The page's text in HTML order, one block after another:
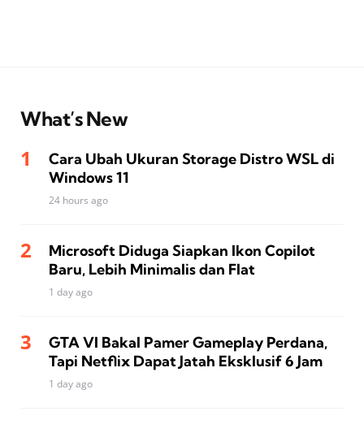
What’s New
Cara Ubah Ukuran Storage Distro WSL di
Windows 11
24 hours ago
Microsoft Diduga Siapkan Ikon Copilot
Baru, Lebih Minimalis dan Flat
1 day ago
GTA VI Bakal Pamer Gameplay Perdana,
Tapi Netflix Dapat Jatah Eksklusif 6 Jam
1 day ago